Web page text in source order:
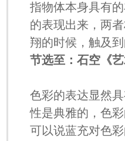
指物体本身具有
的表现出来，两
翔的时候，触及
节选至：石空《
色彩的表达显然
性是典雅的，色
可以说蓝充对色